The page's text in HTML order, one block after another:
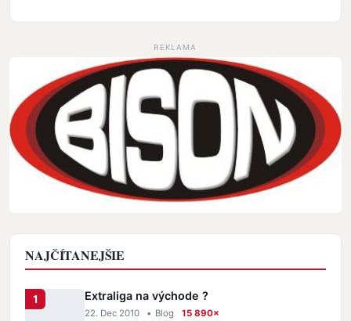
REKLAMA
NAJČÍTANEJŠIE
Extraliga na východe ?
22. Dec 2010 • Blog 15 890×